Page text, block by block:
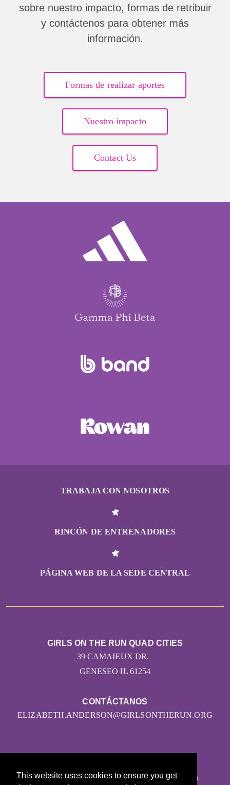
This website uses cookies to ensure you get
sobre nuestro impacto, formas de retribuir
y contáctenos para obtener más
información.
Formas de realizar aportes
Nuestro impacto
Contact Us
TRABAJA CON NOSOTROS
RINCÓN DE ENTRENADORES
PÁGINA WEB DE LA SEDE CENTRAL
CONTÁCTANOS
ELIZABETH.ANDERSON@GIRLSONTHERUN.ORG
GIRLS ON THE RUN QUAD CITIES
39 CAMAIEUX DR.
GENESEO IL 61254
Girls on the Run - Todos los derechos reservados